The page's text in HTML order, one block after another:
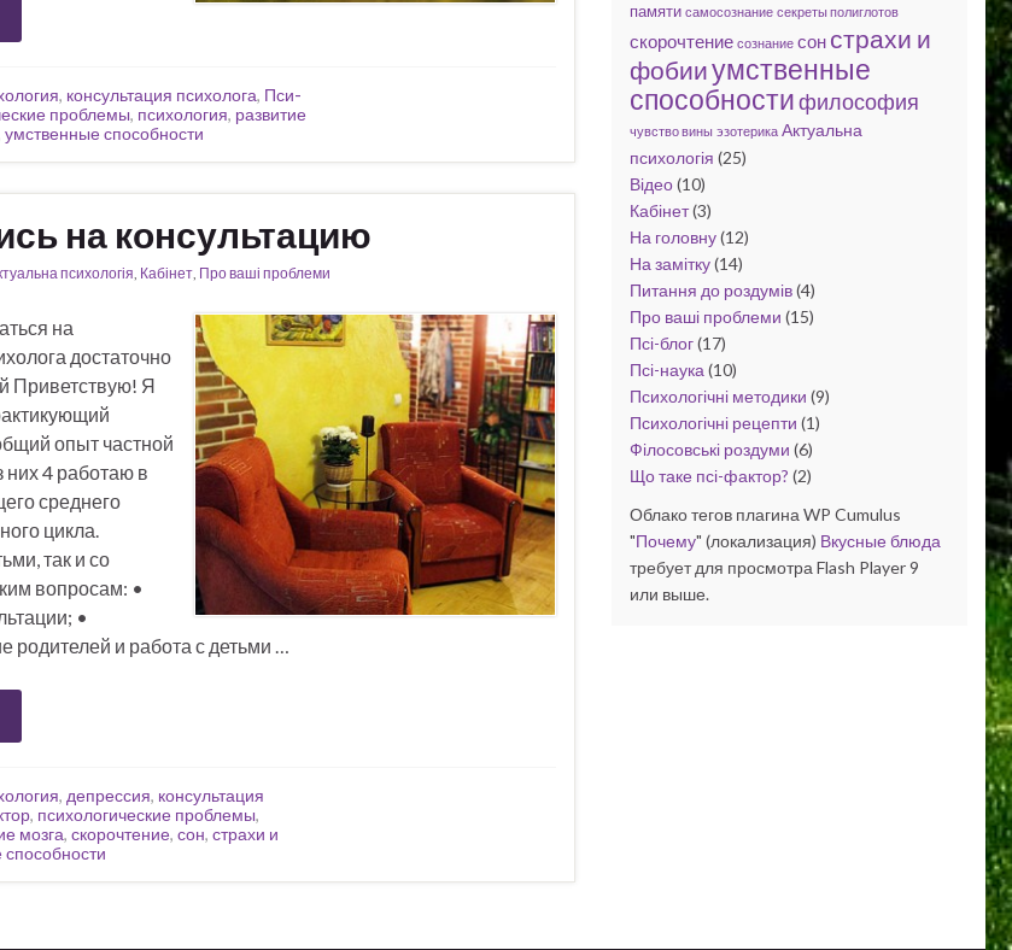
, консультация психолога, Пси-
проблемы, психология, развитие
умственные способности
на консультацию
психологія, Кабінет, Про ваші проблеми
на
достаточно
Приветствую! Я
опыт частной
них 4 работаю в
среднего
цикла.
так и со
вопросам: •
•
родителей и работа с детьми …
, депрессия, консультация
, психологические проблемы,
мозга, скорочтение, сон, страхи и
памяти самосознание секреты полиглотов
скорочтение сознание сон страхи и
фобииумственные
способностифилософия
чувство вины эзотерика Актуальна
психологія (25)
Відео(10)
Кабінет(3)
На головну(12)
На замітку(14)
Питання до роздумів(4)
Про ваші проблеми (15)
Псі-блог(17)
Псі-наука (10)
Психологічні методики (9)
Психологічні рецепти (1)
Філосовські роздуми (6)
Що таке псі-фактор? (2)
Облако тегов плагина WP Cumulus
"Почему" (локализация) Вкусные блюда
требует для просмотра Flash Player 9
или выше.